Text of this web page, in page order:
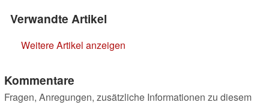
Verwandte Artikel
Weitere Artikel anzeigen
Kommentare
Fragen, Anregungen, zusätzliche Informationen zu diesem